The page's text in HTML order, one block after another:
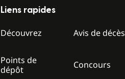
Liens rapides
Découvrez Avis de décès
Points de
dépôt
Concours